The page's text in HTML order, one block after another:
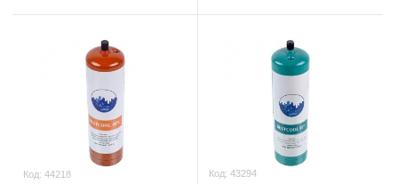
Код: 44218 Код: 43294